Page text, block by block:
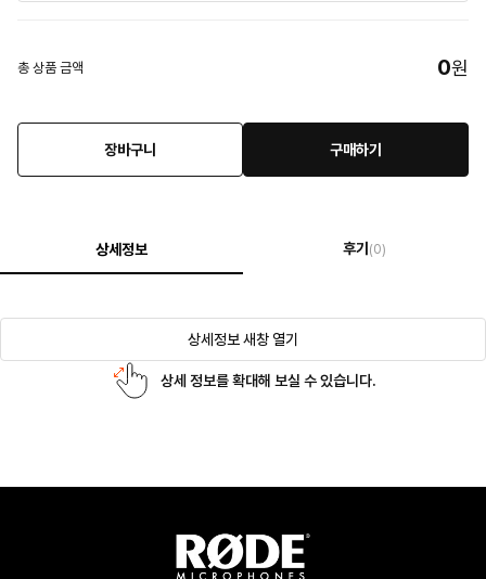
총 상품 금액 0원
장바구니 구매하기
상세정보 후기 (0)
상세정보 새창 열기
상세 정보를 확대해 보실 수 있습니다.